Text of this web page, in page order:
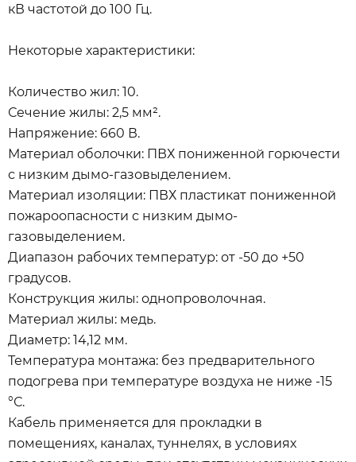
кВ частотой до 100 Гц.
Некоторые характеристики:
Количество жил: 10.
Сечение жилы: 2,5 мм².
Напряжение: 660 В.
Материал оболочки: ПВХ пониженной горючести
с низким дымо-газовыделением.
Материал изоляции: ПВХ пластикат пониженной
пожароопасности с низким дымо-
газовыделением.
Диапазон рабочих температур: от -50 до +50
градусов.
Конструкция жилы: однопроволочная.
Материал жилы: медь.
Диаметр: 14,12 мм.
Температура монтажа: без предварительного
подогрева при температуре воздуха не ниже -15
°С.
Кабель применяется для прокладки в
помещениях, каналах, туннелях, в условиях